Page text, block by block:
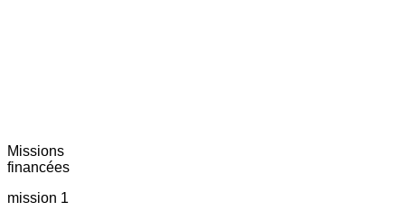
Missions
financées
mission 1